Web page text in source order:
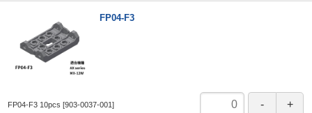
FP04-F3
FP04-F3 10pcs [903-0037-001]